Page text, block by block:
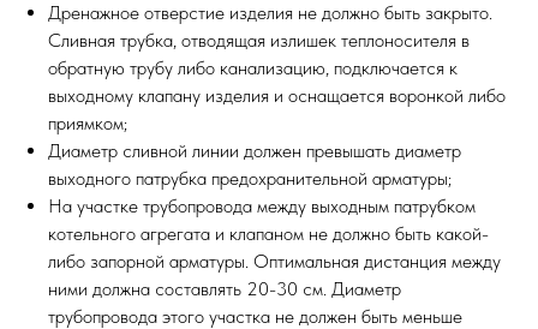
Дренажное отверстие изделия не должно быть закрыто.
Сливная трубка, отводящая излишек теплоносителя в
обратную трубу либо канализацию, подключается к
выходному клапану изделия и оснащается воронкой либо
приямком;
Диаметр сливной линии должен превышать диаметр
выходного патрубка предохранительной арматуры;
На участке трубопровода между выходным патрубком
котельного агрегата и клапаном не должно быть какой-
либо запорной арматуры. Оптимальная дистанция между
ними должна составлять 20-30 см. Диаметр
трубопровода этого участка не должен быть меньше